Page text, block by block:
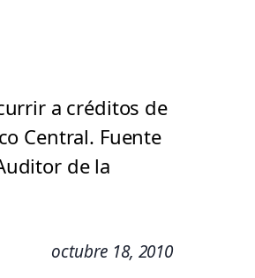
a créditos de
Central. Fuente
de la
octubre 18, 2010